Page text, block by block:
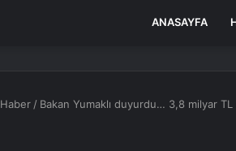
ANASAYFA
Haber / Bakan Yumaklı duyurdu… 3,8 milyar